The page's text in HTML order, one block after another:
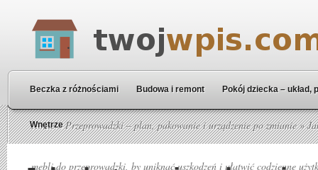
Beczka z różnościami Budowa i remont Pokój dziecka – układ,
Wnętrze
Home»Przeprowadzki – plan, pakowanie i urządzenie po zmianie»
mebli do przeprowadzki, by uniknąć uszkodzeń i ułatwić codzienne